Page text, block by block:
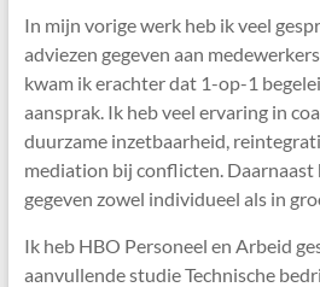
In mijn vorige werk heb ik veel
adviezen gegeven aan
kwam ik erachter dat 1-op-1
aansprak. Ik heb veel ervaring in
duurzame inzetbaarheid,
mediation bij conflicten. Daarnaast
gegeven zowel individueel als in
Ik heb HBO Personeel en Arbeid
aanvullende studie Technische